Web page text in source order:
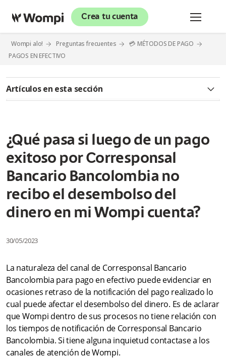
Crea tu cuenta
Wompi alo! Preguntas frecuentes
💳 MÉTODOS DE PAGO
PAGOS EN EFECTIVO
Artículos en esta sección
¿Qué significa pago en efectivo?
¿Qué es un Corresponsal Bancario Bancolombia?
¿Cómo identificar un Corresponsal Bancario Bancolombia?
¿Qué pasa si un cliente va a realizar un pago en efectivo de
Wompi y le indican que no reciben pagos a convenios
¿Cuál es el monto mínimo y máximo para los pagos en
efectivo?
¿Existe alguna restricción de fecha u horario para realizar
pagos a través de Corresponsal Bancario Bancolombia?
¿Qué pasa si el monto por transacción máximo habilitado del
comercio es menor al permitido en Corresponsal bancario
¿Qué pasa si luego de un pago
exitoso por Corresponsal
Bancario Bancolombia no
recibo el desembolso del
dinero en mi Wompi cuenta?
30/05/2023
La naturaleza del canal de Corresponsal Bancario
Bancolombia para pago en efectivo puede evidenciar en
ocasiones retraso de la notificación del pago realizado lo
cual puede afectar el desembolso del dinero. Es de aclarar
que Wompi dentro de sus procesos no tiene relación con
los tiempos de notificación de Corresponsal Bancario
Bancolombia. Si tiene alguna inquietud contactase a los
canales de atención de Wompi.